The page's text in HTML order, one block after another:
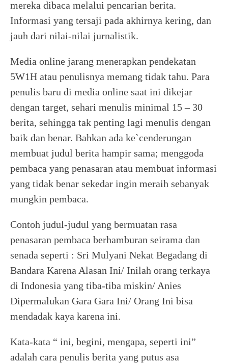
mereka dibaca melalui pencarian berita.
Informasi yang tersaji pada akhirnya kering, dan
jauh dari nilai-nilai jurnalistik.
Media online jarang menerapkan pendekatan
5W1H atau penulisnya memang tidak tahu. Para
penulis baru di media online saat ini dikejar
dengan target, sehari menulis minimal 15 – 30
berita, sehingga tak penting lagi menulis dengan
baik dan benar. Bahkan ada ke`cenderungan
membuat judul berita hampir sama; menggoda
pembaca yang penasaran atau membuat informasi
yang tidak benar sekedar ingin meraih sebanyak
mungkin pembaca.
Contoh judul-judul yang bermuatan rasa
penasaran pembaca berhamburan seirama dan
senada seperti : Sri Mulyani Nekat Begadang di
Bandara Karena Alasan Ini/ Inilah orang terkaya
di Indonesia yang tiba-tiba miskin/ Anies
Dipermalukan Gara Gara Ini/ Orang Ini bisa
mendadak kaya karena ini.
Kata-kata “ ini, begini, mengapa, seperti ini”
adalah cara penulis berita yang putus asa